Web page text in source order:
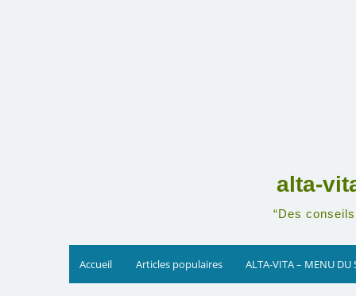
alta-
“Des
Accueil Articles populaires ALTA-VITA – MENU DU